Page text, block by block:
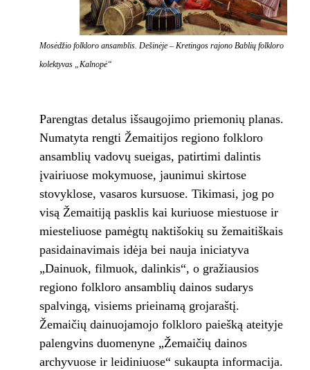
Mosėdžio folkloro ansamblis. Dešinėje – Kretingos rajono Bablių folkloro
kolektyvas „Kalnopė“
Parengtas detalus išsaugojimo priemonių planas.
Numatyta rengti Žemaitijos regiono folkloro
ansamblių vadovų sueigas, patirtimi dalintis
įvairiuose mokymuose, jaunimui skirtose
stovyklose, vasaros kursuose. Tikimasi, jog po
visą Žemaitiją pasklis kai kuriuose miestuose ir
miesteliuose pamėgtų naktišokių su žemaitiškais
pasidainavimais idėja bei nauja iniciatyva
„Dainuok, filmuok, dalinkis“, o gražiausios
regiono folkloro ansamblių dainos sudarys
spalvingą, visiems prieinamą grojaraštį.
Žemaičių dainuojamojo folkloro paiešką ateityje
palengvins duomenyne „Žemaičių dainos
archyvuose ir leidiniuose“ sukaupta informacija.